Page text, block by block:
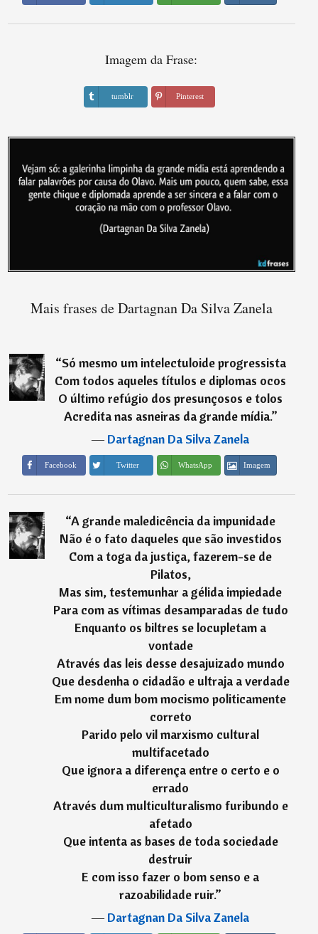
Imagem da Frase:
tumblr Pinterest
Mais frases de Dartagnan Da Silva Zanela
“Só mesmo um intelectuloide progressista
Com todos aqueles títulos e diplomas ocos
O último refúgio dos presunçosos e tolos
Acredita nas asneiras da grande mídia.”
―Dartagnan Da Silva Zanela
Facebook Twitter WhatsApp Imagem
“A grande maledicência da impunidade
Não é o fato daqueles que são investidos
Com a toga da justiça, fazerem-se de
Pilatos,
Mas sim, testemunhar a gélida impiedade
Para com as vítimas desamparadas de tudo
Enquanto os biltres se locupletam a
vontade
Através das leis desse desajuizado mundo
Que desdenha o cidadão e ultraja a verdade
Em nome dum bom mocismo politicamente
correto
Parido pelo vil marxismo cultural
multifacetado
Que ignora a diferença entre o certo e o
errado
Através dum multiculturalismo furibundo e
afetado
Que intenta as bases de toda sociedade
destruir
E com isso fazer o bom senso e a
razoabilidade ruir.”
―Dartagnan Da Silva Zanela